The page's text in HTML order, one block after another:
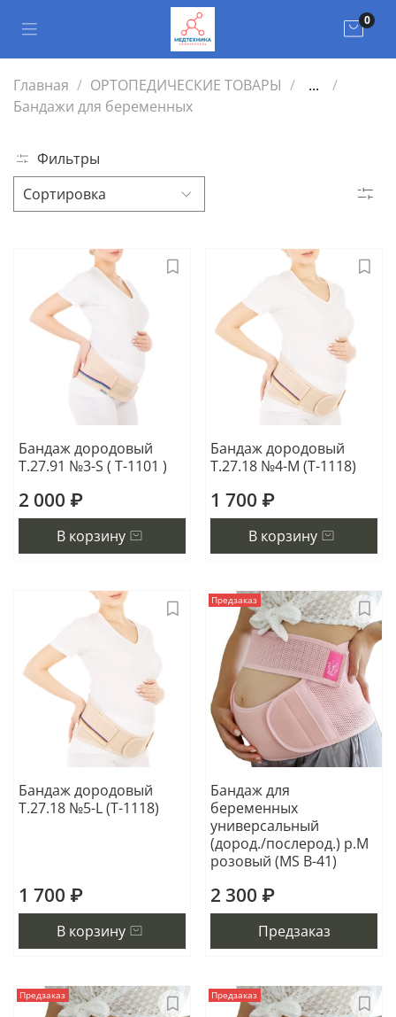
0
Главная ОРТОПЕДИЧЕСКИЕ ТОВАРЫ
...
Бандажи для беременных
Фильтры
Бандаж дородовый
Т.27.91 №3-S ( Т-1101 )
2 000 ₽
В корзину
Бандаж дородовый
Т.27.18 №4-М (Т-1118)
1 700 ₽
В корзину
Бандаж дородовый
Т.27.18 №5-L (Т-1118)
1 700 ₽
В корзину
Предзаказ
Бандаж для
беременных
универсальный
(дород./послерод.) р.M
розовый (MS B-41)
2 300 ₽
Предзаказ
Предзаказ Предзаказ